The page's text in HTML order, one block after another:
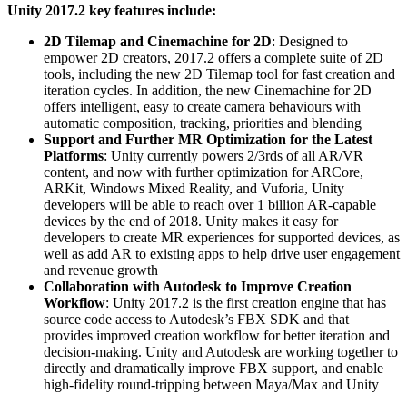
XR ゲームを複数プラットフォーム向けにローンチする
マルチプレイヤーゲーム
マルチプレイヤーゲーム制作を簡素化
Unity 2017.2 key features include:
2D Tilemap and Cinemachine for 2D: Designed to
empower 2D creators, 2017.2 offers a complete suite of 2D
tools, including the new 2D Tilemap tool for fast creation and
iteration cycles. In addition, the new Cinemachine for 2D
offers intelligent, easy to create camera behaviours with
automatic composition, tracking, priorities and blending
Support and Further MR Optimization for the Latest
Platforms: Unity currently powers 2/3rds of all AR/VR
content, and now with further optimization for ARCore,
ARKit, Windows Mixed Reality, and Vuforia, Unity
developers will be able to reach over 1 billion AR-capable
devices by the end of 2018. Unity makes it easy for
developers to create MR experiences for supported devices, as
well as add AR to existing apps to help drive user engagement
and revenue growth
Collaboration with Autodesk to Improve Creation
Workflow: Unity 2017.2 is the first creation engine that has
source code access to Autodesk’s FBX SDK and that
provides improved creation workflow for better iteration and
decision-making. Unity and Autodesk are working together to
directly and dramatically improve FBX support, and enable
high-fidelity round-tripping between Maya/Max and Unity